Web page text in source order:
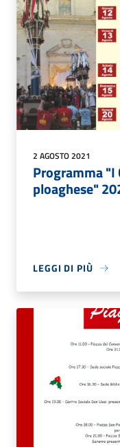
2 AGOSTO 2021
Programma "I
ploaghese"
LEGGI DI PIÙ